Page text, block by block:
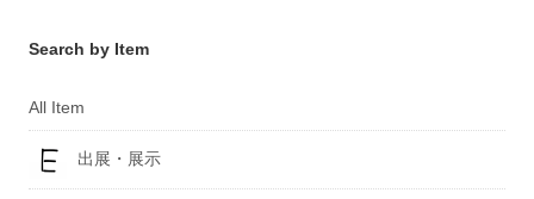
Search by Item
All Item
出展・展示